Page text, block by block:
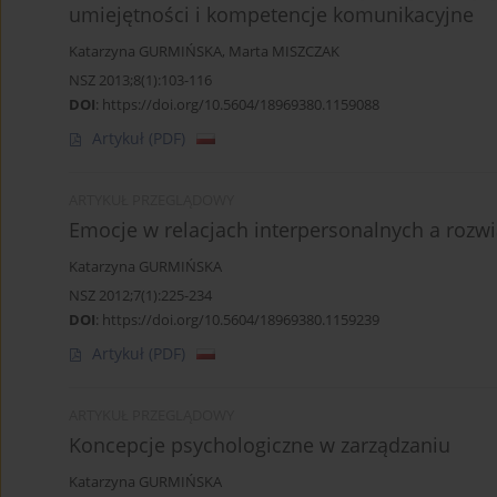
umiejętności i kompetencje komunikacyjne
Katarzyna GURMIŃSKA, Marta MISZCZAK
NSZ 2013;8(1):103-116
DOI: https://doi.org/10.5604/18969380.1159088
Artykuł (PDF)
Emocje w relacjach interpersonalnych a
Katarzyna GURMIŃSKA
NSZ 2012;7(1):225-234
DOI: https://doi.org/10.5604/18969380.1159239
Artykuł (PDF)
Koncepcje psychologiczne w zarządzaniu
Katarzyna GURMIŃSKA